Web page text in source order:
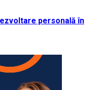
personală în